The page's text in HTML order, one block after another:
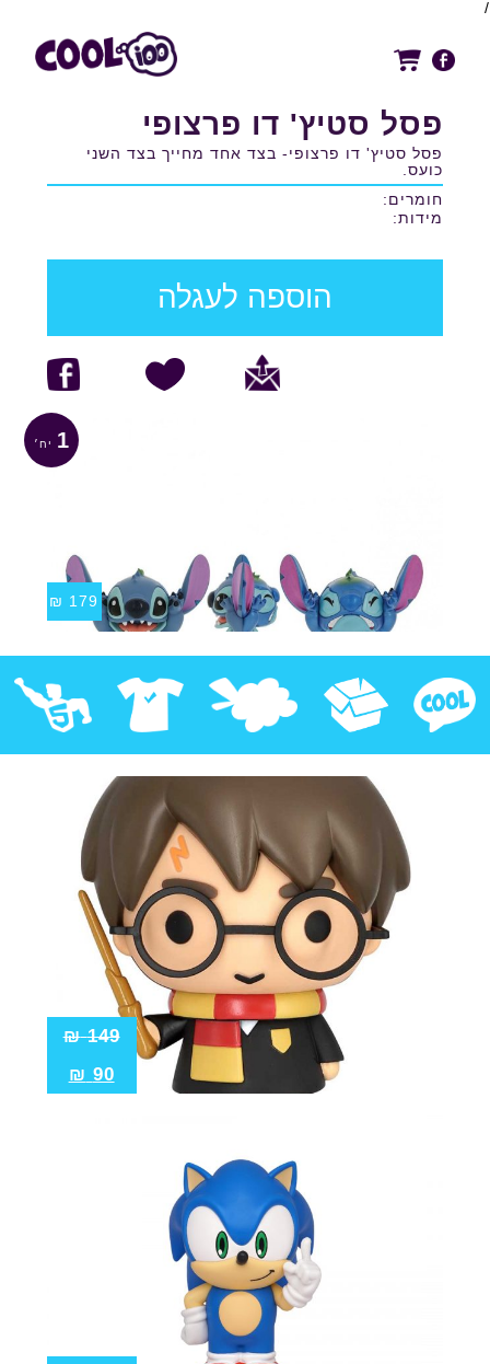
/
פסל סטיץ' דו פרצופי
פסל סטיץ' דו פרצופי- בצד אחד מחייך בצד השני
כועס.
חומרים:
מידות:
הוספה לעגלה
1
179
₪
אספנות
Pop! מבצע
149
₪
90
₪